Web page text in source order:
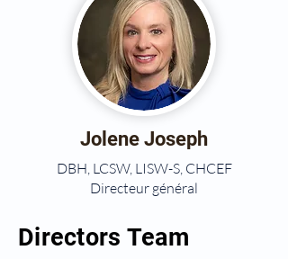
Jolene Joseph
DBH, LCSW, LISW-S, CHCEF
Directeur général
Directors Team